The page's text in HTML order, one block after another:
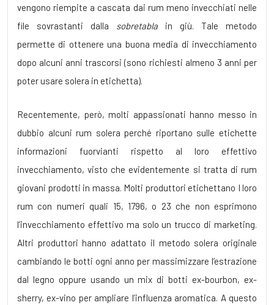
vengono riempite a cascata dai rum meno invecchiati nelle
file sovrastanti dalla sobretabla in giù. Tale metodo
permette di ottenere una buona media di invecchiamento
dopo alcuni anni trascorsi (sono richiesti almeno 3 anni per
poter usare solera in etichetta).
Recentemente, però, molti appassionati hanno messo in
dubbio alcuni rum solera perché riportano sulle etichette
informazioni fuorvianti rispetto al loro effettivo
invecchiamento, visto che evidentemente si tratta di rum
giovani prodotti in massa. Molti produttori etichettano I loro
rum con numeri quali 15, 1796, o 23 che non esprimono
l’invecchiamento effettivo ma solo un trucco di marketing.
Altri produttori hanno adattato il metodo solera originale
cambiando le botti ogni anno per massimizzare l’estrazione
dal legno oppure usando un mix di botti ex-bourbon, ex-
sherry, ex-vino per ampliare l’influenza aromatica. A questo